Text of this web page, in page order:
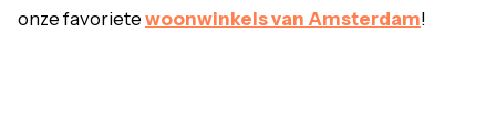
onze favoriete woonwinkels van Amsterdam!